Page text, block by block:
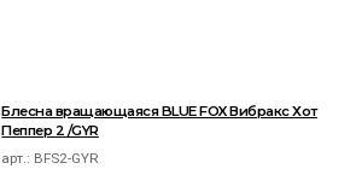
Блесна вращающаяся BLUE FOX Вибракс Хот
Пеппер 2 /GYR
арт.: BFS2-GYR